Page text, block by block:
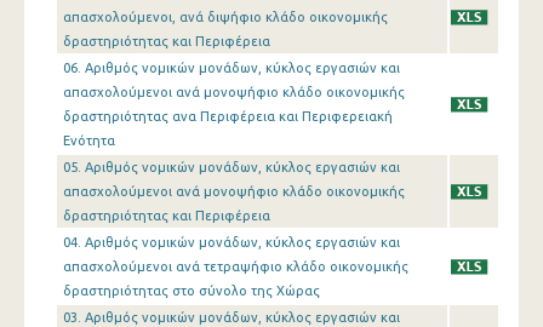
απασχολούμενοι, ανά διψήφιο κλάδο οικονομικής
δραστηριότητας και Περιφέρεια
06. Αριθμός νομικών μονάδων, κύκλος εργασιών και
απασχολούμενοι ανά μονοψήφιο κλάδο οικονομικής
δραστηριότητας ανα Περιφέρεια και Περιφερειακή
Ενότητα
05. Αριθμός νομικών μονάδων, κύκλος εργασιών και
απασχολούμενοι ανά μονοψήφιο κλάδο οικονομικής
δραστηριότητας και Περιφέρεια
04. Αριθμός νομικών μονάδων, κύκλος εργασιών και
απασχολούμενοι ανά τετραψήφιο κλάδο οικονομικής
δραστηριότητας στο σύνολο της Χώρας
03. Αριθμός νομικών μονάδων, κύκλος εργασιών και